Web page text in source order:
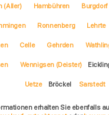
(Aller) Hambühren Burgdorf
Ronnenberg Lehrte
Celle Gehrden
Wennigsen (Deister)
Uetze Bröckel Sarstedt
erhalten Sie ebenfalls